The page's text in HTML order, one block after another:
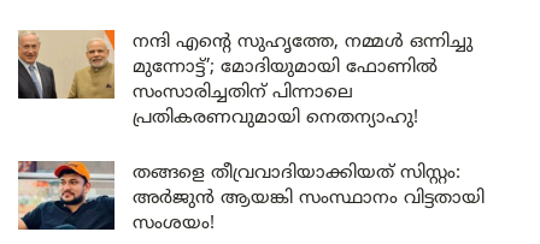
നന്ദി എൻ്റെ സുഹൃത്തേ, നമ്മൾ ഒന്നിച്ചു
മുന്നോട്ട്’; മോദിയുമായി ഫോണിൽ
സംസാരിച്ചതിന് പിന്നാലെ
പ്രതികരണവുമായി നെതന്യാഹു!
തങ്ങളെ തീവ്രവാദിയാക്കിയത് സിസ്റ്റം:
അർജുൻ ആയങ്കി സംസ്ഥാനം വിട്ടതായി
സംശയം!